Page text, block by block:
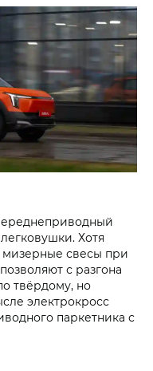
Хотя
свесы при
с разгона
твёрдому, но
электрокросс
паркетника с